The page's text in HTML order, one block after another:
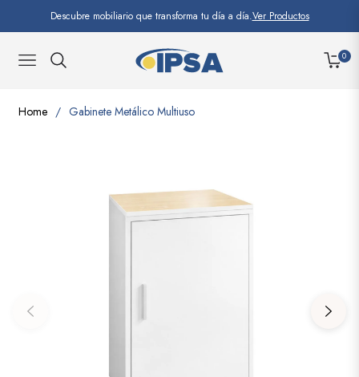
Descubre mobiliario que transforma tu día a día.Ver Productos
NAVIGATION
0
Home / Gabinete Metálico Multiuso